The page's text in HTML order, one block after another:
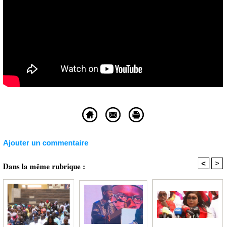
Ajouter un commentaire
Dans la même rubrique : < >